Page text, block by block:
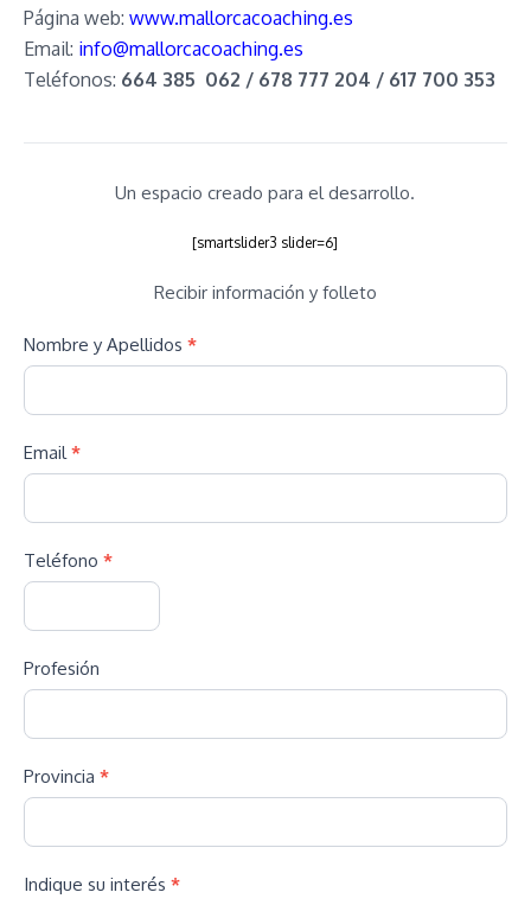
Página web:www.mallorcacoaching.es
Email: info@mallorcacoaching.es
Teléfonos: 664 385 062 / 678 777 204 / 617 700 353
Un espacio creado para el desarrollo.
[smartslider3 slider=6]
Recibir información y folleto
Nombre y Apellidos*
Email*
Teléfono*
Profesión
Provincia*
Indique su interés*